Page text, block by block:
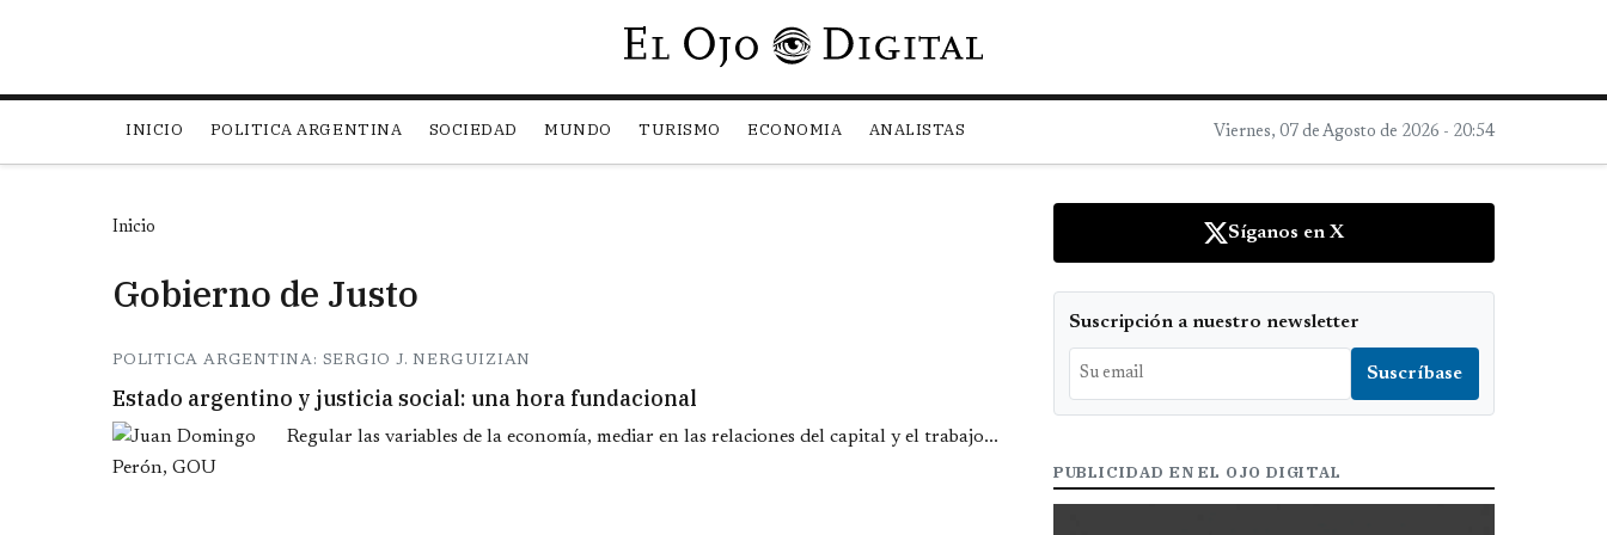
Pasar al contenido principal
INICIO POLITICA ARGENTINA SOCIEDAD MUNDO TURISMO ECONOMIA ANALISTAS Viernes, 07 de Agosto de 2026 - 20:54
Inicio
Gobierno de Justo
POLITICA ARGENTINA: SERGIO J. NERGUIZIAN
Estado argentino y justicia social: una hora fundacional
Regular las variables de la economía, mediar en las relaciones del capital y el trabajo...
Síganos en X
Suscripción a nuestro newsletter
PUBLICIDAD EN EL OJO DIGITAL